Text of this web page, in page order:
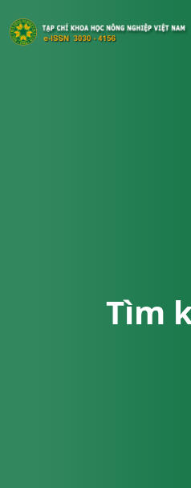
Tìm